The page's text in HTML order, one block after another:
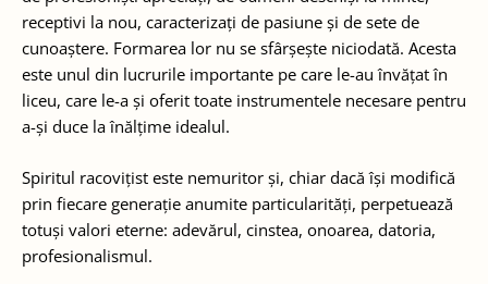
receptivi la nou, caracterizați de pasiune și de sete de
cunoaștere. Formarea lor nu se sfârșește niciodată. Acesta
este unul din lucrurile importante pe care le-au învățat în
liceu, care le-a și oferit toate instrumentele necesare pentru
a-și duce la înălțime idealul.
Spiritul racovițist este nemuritor și, chiar dacă își modifică
prin fiecare generație anumite particularități, perpetuează
totuși valori eterne: adevărul, cinstea, onoarea, datoria,
profesionalismul.